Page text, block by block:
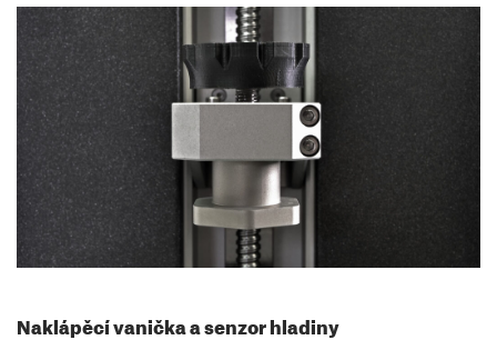
Naklápěcí vanička a senzor hladiny